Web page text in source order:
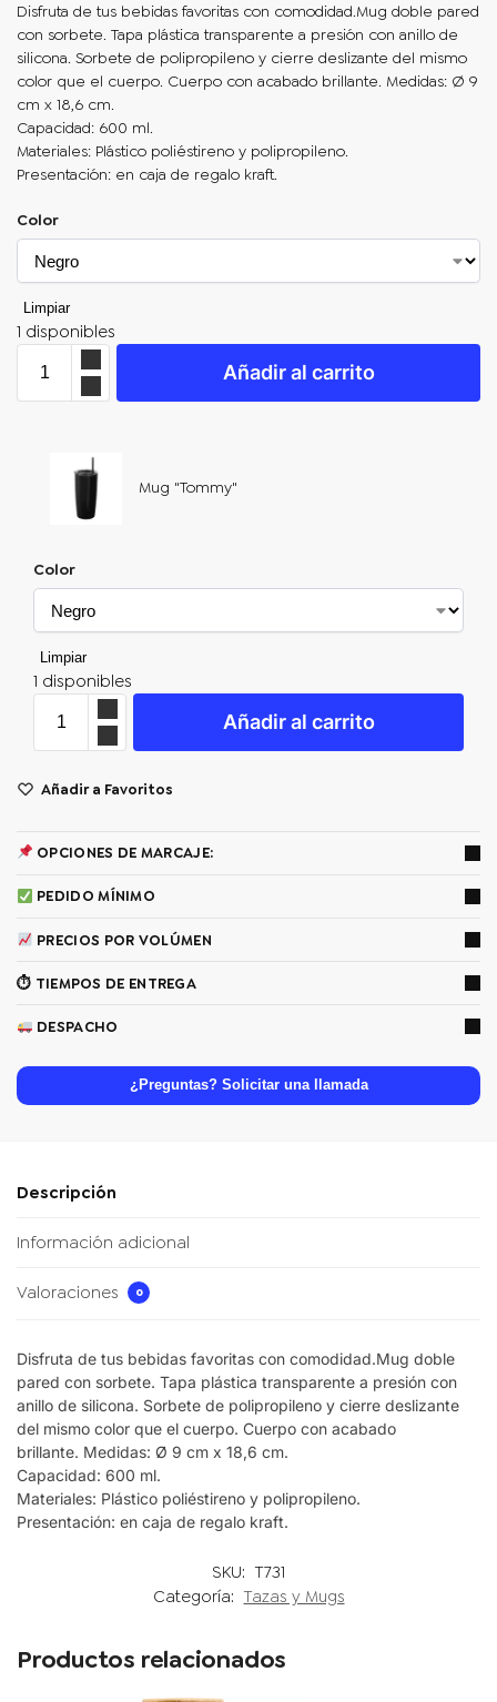
Disfruta de tus bebidas favoritas con comodidad.Mug doble pared
con sorbete. Tapa plástica transparente a presión con anillo de
silicona. Sorbete de polipropileno y cierre deslizante del mismo
color que el cuerpo. Cuerpo con acabado brillante. Medidas: Ø 9
cm x 18,6 cm.
Capacidad: 600 ml.
Materiales: Plástico poliéstireno y polipropileno.
Presentación: en caja de regalo kraft.
Color
Limpiar
1 disponibles
Añadir al carrito
Mug "Tommy"
Color
Limpiar
1 disponibles
Añadir al carrito
Añadir a Favoritos
OPCIONES DE MARCAJE:
PEDIDO MÍNIMO
PRECIOS POR VOLÚMEN
⏱ TIEMPOS DE ENTREGA
DESPACHO
¿Preguntas? Solicitar una llamada
Descripción
Información adicional
Valoraciones 0
Disfruta de tus bebidas favoritas con comodidad.Mug doble
pared con sorbete. Tapa plástica transparente a presión con
anillo de silicona. Sorbete de polipropileno y cierre deslizante
del mismo color que el cuerpo. Cuerpo con acabado
brillante. Medidas: Ø 9 cm x 18,6 cm.
Capacidad: 600 ml.
Materiales: Plástico poliéstireno y polipropileno.
Presentación: en caja de regalo kraft.
SKU: T731
Categoría: Tazas y Mugs
Productos relacionados